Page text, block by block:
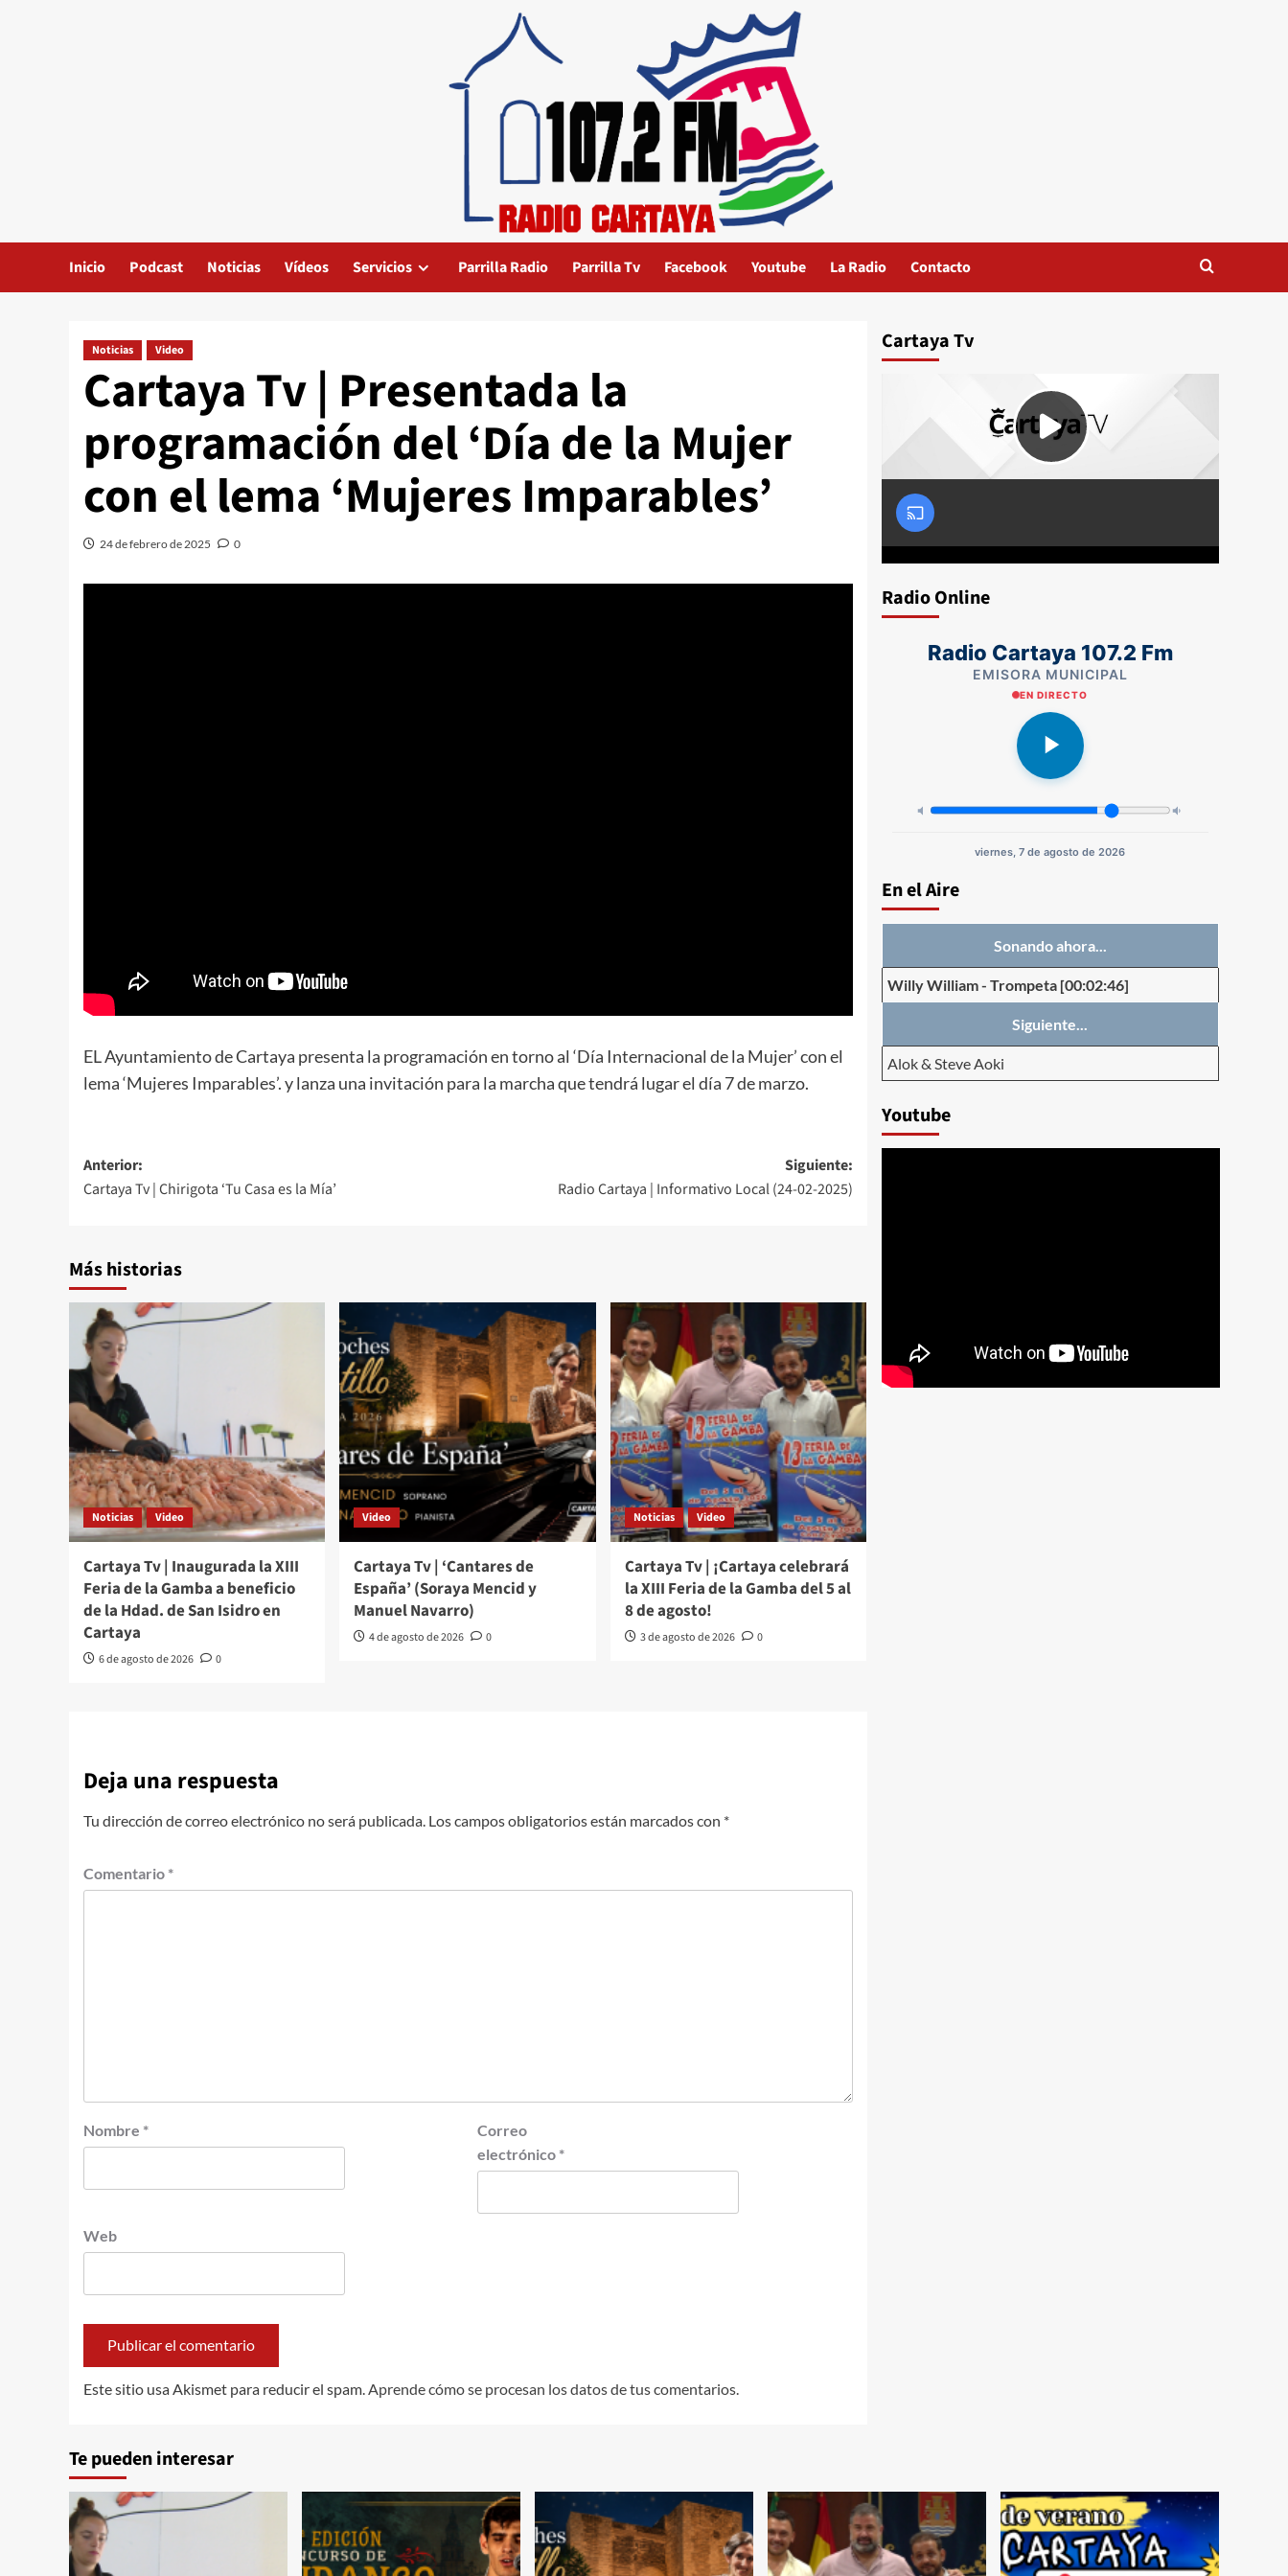
Inicio Podcast Noticias Vídeos Servicios Parrilla Radio Parrilla Tv Facebook Youtube La Radio Contacto
Noticias Video
Cartaya Tv | Presentada la
programación del ‘Día de la Mujer
con el lema ‘Mujeres Imparables’
24 de febrero de 2025 0
EL Ayuntamiento de Cartaya presenta la programación en torno al ‘Día Internacional de la Mujer’ con el
lema ‘Mujeres Imparables’. y lanza una invitación para la marcha que tendrá lugar el día 7 de marzo.
Anterior:
Cartaya Tv | Chirigota ‘Tu Casa es la Mía’
Siguiente:
Radio Cartaya | Informativo Local (24-02-2025)
Más historias
Noticias Video
Cartaya Tv | Inaugurada la XIII
Feria de la Gamba a beneficio
de la Hdad. de San Isidro en
Cartaya
6 de agosto de 2026 0
Video
Cartaya Tv | ‘Cantares de
España’ (Soraya Mencid y
Manuel Navarro)
4 de agosto de 2026 0
Noticias Video
Cartaya Tv | ¡Cartaya celebrará
la XIII Feria de la Gamba del 5 al
8 de agosto!
3 de agosto de 2026 0
Deja una respuesta
Tu dirección de correo electrónico no será publicada. Los campos obligatorios están marcados con *
Comentario *
Nombre *
Correo
electrónico *
Web
Este sitio usa Akismet para reducir el spam. Aprende cómo se procesan los datos de tus comentarios.
Cartaya Tv
Radio Online
Radio Cartaya 107.2 Fm
EMISORA MUNICIPAL
EN DIRECTO
viernes, 7 de agosto de 2026
En el Aire
Sonando ahora...
Willy William- Trompeta [00:02:46]
Siguiente...
Alok & Steve Aoki
Youtube
Te pueden interesar